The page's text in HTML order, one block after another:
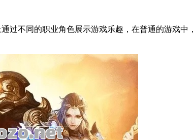
过不同的职业角色展示游戏乐趣，在普通的游戏中